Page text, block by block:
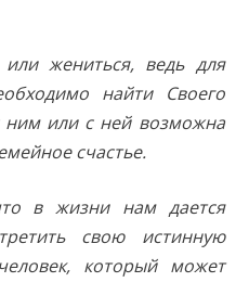
жениться, ведь для
найти Своего
ним или с ней возможна
счастье.
в жизни нам дается
свою истинную
который может